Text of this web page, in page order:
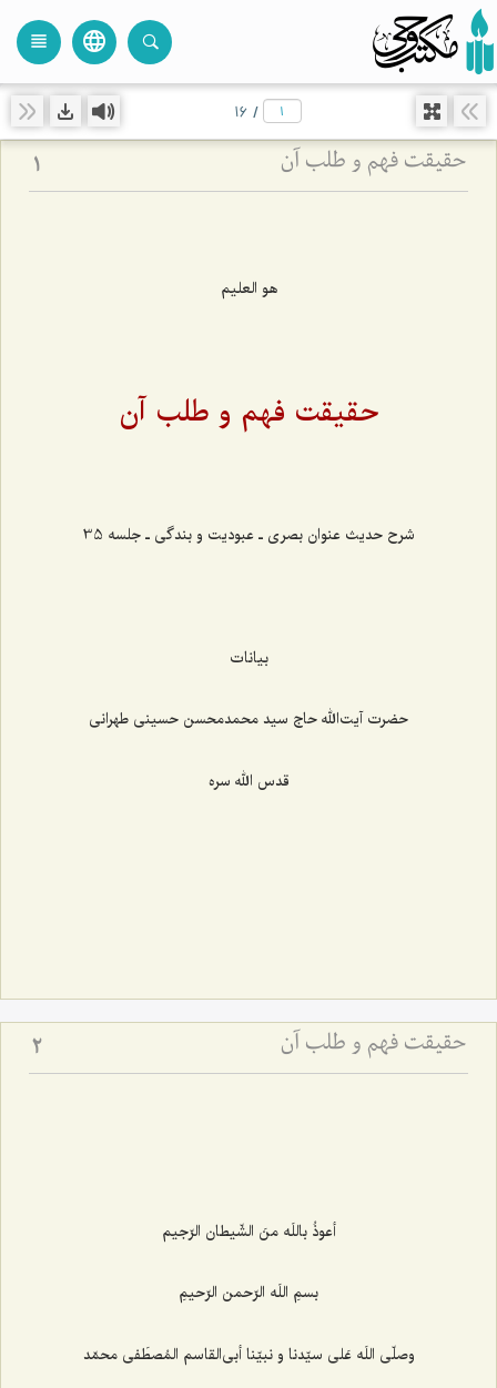
language
view_headline
/
16
حقیقت فهم و طلب آن‏ 1
هو العلیم
حقیقت فهم و طلب آن‌‌‌‌‌‌‌‌‌‌‌‌‌
شرح حدیث عنوان بصری ـ عبودیت و بندگی ـ جلسه 35
بیانات
حضرت آیت‌الله حاج سید محمدمحسن حسینی طهرانی
قدس الله سره
حقیقت فهم و طلب آن‏ 2
أعوذُ باللَه منَ الشّيطان الرّجيم‌
بسمِ اللَه الرّحمن الرّحيمِ‌
وصلّى اللَه عَلى سيّدنا و نبيّنا أبى‌القاسم المُصطَفى محمّد